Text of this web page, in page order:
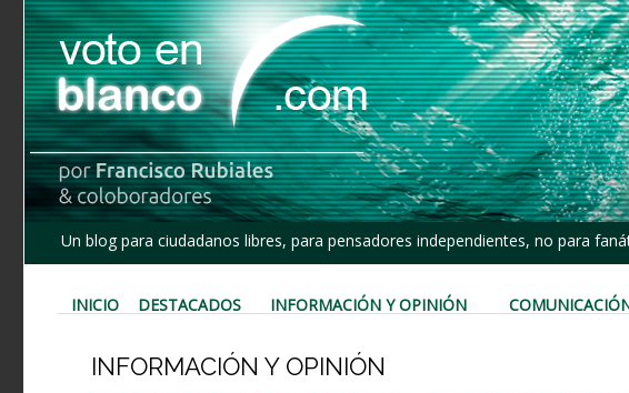
Un blog para ciudadanos libres, para pensadores independientes, no para
INICIO DESTACADOS INFORMACIÓN Y OPINIÓN
INFORMACIÓN Y OPINIÓN